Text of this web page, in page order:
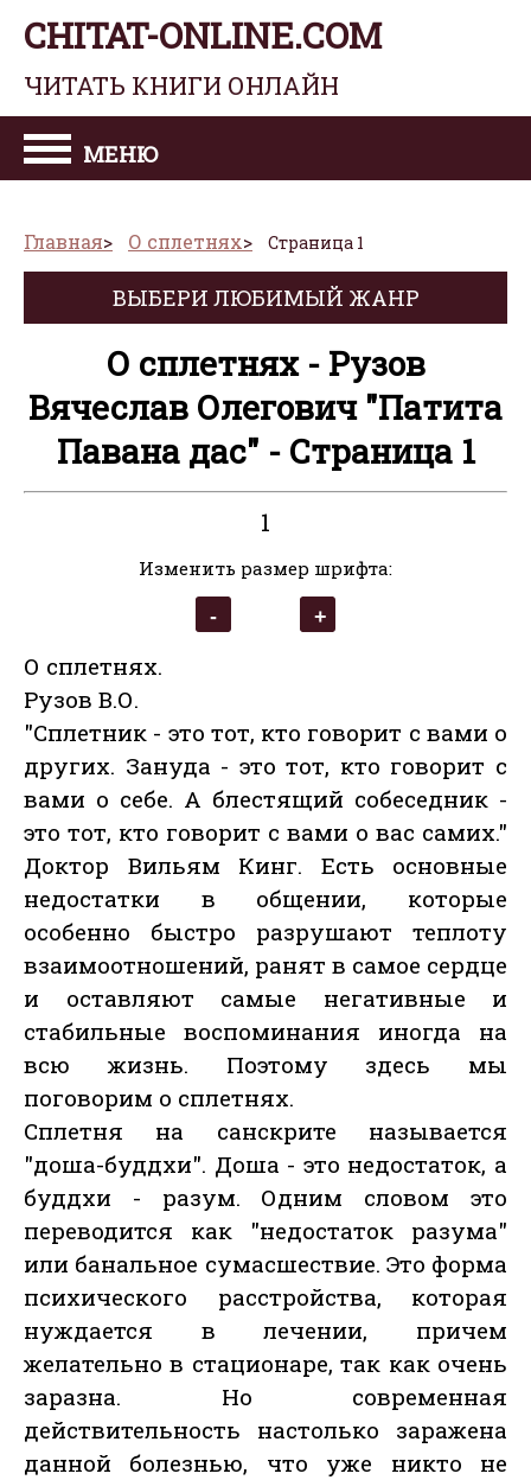
CHITAT-ONLINE.COM
ЧИТАТЬ КНИГИ ОНЛАЙН
МЕНЮ
Главная О сплетнях Страница 1
ВЫБЕРИ ЛЮБИМЫЙ ЖАНР
О сплетнях - Рузов
Вячеслав Олегович "Патита
Павана дас" - Страница 1
1
Изменить размер шрифта:
О сплетнях.
Рузов В.О.
"Сплетник - это тот, кто говорит с вами о
других. Зануда - это тот, кто говорит с
вами о себе. А блестящий собеседник -
это тот, кто говорит с вами о вас самих."
Доктор Вильям Кинг. Есть основные
недостатки в общении, которые
особенно быстро разрушают теплоту
взаимоотношений, ранят в самое сердце
и оставляют самые негативные и
стабильные воспоминания иногда на
всю жизнь. Поэтому здесь мы
поговорим о сплетнях.
Сплетня на санскрите называется
"доша-буддхи". Доша - это недостаток, а
буддхи - разум. Одним словом это
переводится как "недостаток разума"
или банальное сумасшествие. Это форма
психического расстройства, которая
нуждается в лечении, причем
желательно в стационаре, так как очень
заразна. Но современная
действительность настолько заражена
данной болезнью, что уже никто не